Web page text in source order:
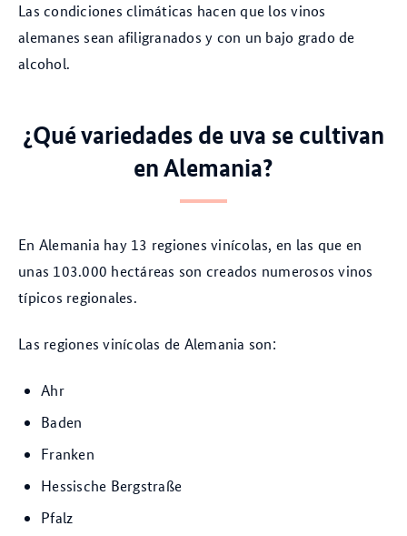
Las condiciones climáticas hacen que los vinos
alemanes sean afiligranados y con un bajo grado de
alcohol.
¿Qué variedades de uva se cultivan
en Alemania?
En Alemania hay 13 regiones vinícolas, en las que en
unas 103.000 hectáreas son creados numerosos vinos
típicos regionales.
Las regiones vinícolas de Alemania son:
Ahr
Baden
Franken
Hessische Bergstraße
Pfalz